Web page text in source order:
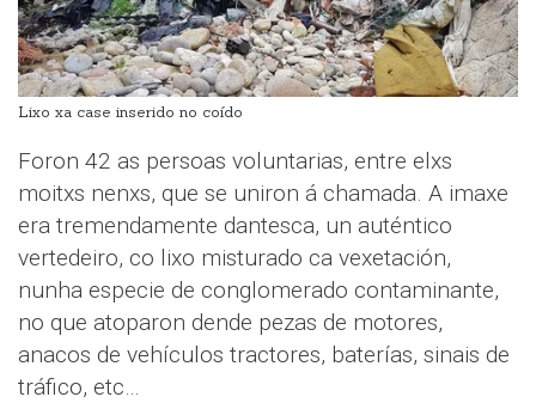
Lixo xa case inserido no coído
Foron 42 as persoas voluntarias, entre elxs
moitxs nenxs, que se uniron á chamada. A imaxe
era tremendamente dantesca, un auténtico
vertedeiro, co lixo misturado ca vexetación,
nunha especie de conglomerado contaminante,
no que atoparon dende pezas de motores,
anacos de vehículos tractores, baterías, sinais de
tráfico, etc…